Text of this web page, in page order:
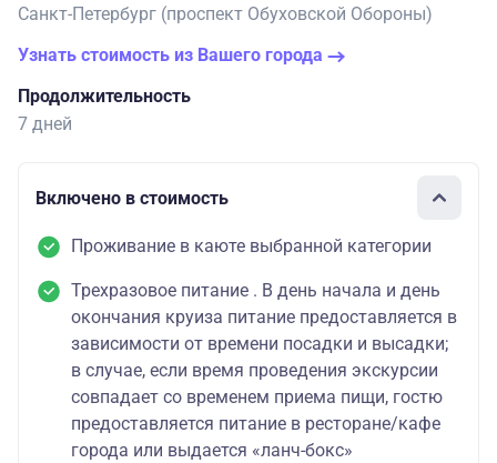
Санкт-Петербург (проспект Обуховской Обороны)
Узнать стоимость из Вашего города
Продолжительность
7 дней
Включено в стоимость
Проживание в каюте выбранной категории
Трехразовое питание . В день начала и день
окончания круиза питание предоставляется в
зависимости от времени посадки и высадки;
в случае, если время проведения экскурсии
совпадает со временем приема пищи, гостю
предоставляется питание в ресторане/кафе
города или выдается «ланч-бокс»